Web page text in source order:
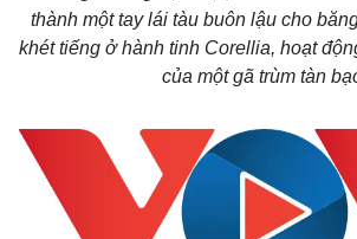
thành một tay lái tàu buôn lậu cho
khét tiếng ở hành tinh Corellia, hoạt
của một gã trùm tàn